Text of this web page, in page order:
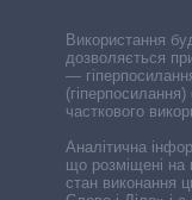
Використання
дозволяється
—
часткового
Аналітична
що розміщені на
стан виконання